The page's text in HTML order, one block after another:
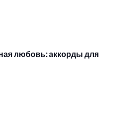
играть на гитаре —
на гитаре
любовь: аккорды для